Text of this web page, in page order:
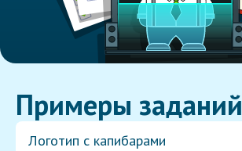
Примеры заданий
Логотип с капибарами